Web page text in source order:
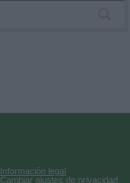
Información legal
Cambiar ajustes de privacidad